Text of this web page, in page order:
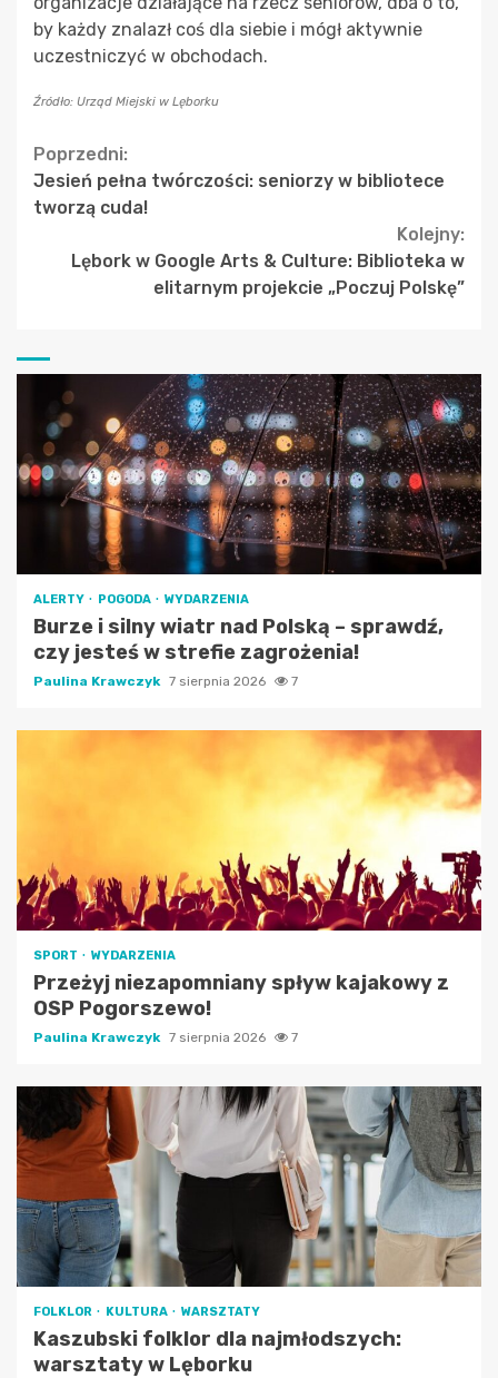
by każdy znalazł coś dla siebie i mógł aktywnie
uczestniczyć w obchodach.
Źródło: Urząd Miejski w Lęborku
Continue
Reading
Poprzedni:
Jesień pełna twórczości: seniorzy w bibliotece
tworzą cuda!
Kolejny:
Lębork w Google Arts & Culture: Biblioteka w
elitarnym projekcie „Poczuj Polskę”
ALERTY POGODA WYDARZENIA
Burze i silny wiatr nad Polską – sprawdź,
czy jesteś w strefie zagrożenia!
Paulina Krawczyk 7 sierpnia 2026 7
SPORT WYDARZENIA
Przeżyj niezapomniany spływ kajakowy z
OSP Pogorszewo!
Paulina Krawczyk 7 sierpnia 2026 7
FOLKLOR KULTURA WARSZTATY
Kaszubski folklor dla najmłodszych:
warsztaty w Lęborku